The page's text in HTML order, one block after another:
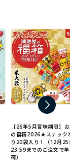
【26年5月賞味期限】
の福箱2026★スナック
り20袋入り！（12月25
23:59までのご注文で
荷）